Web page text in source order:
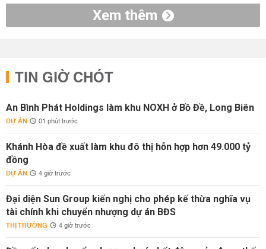
Xem thêm
TIN GIỜ CHÓT
An Bình Phát Holdings làm khu NOXH ở Bồ Đề, Long Biên
DỰ ÁN 01 phút trước
Khánh Hòa đề xuất làm khu đô thị hỗn hợp hơn 49.000 tỷ
đồng
DỰ ÁN 4 giờ trước
Đại diện Sun Group kiến nghị cho phép kế thừa nghĩa vụ
tài chính khi chuyển nhượng dự án BĐS
THỊ TRƯỜNG 4 giờ trước